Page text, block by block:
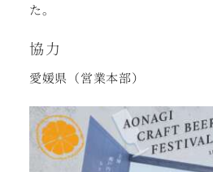
た。
協力
愛媛県（営業本部）